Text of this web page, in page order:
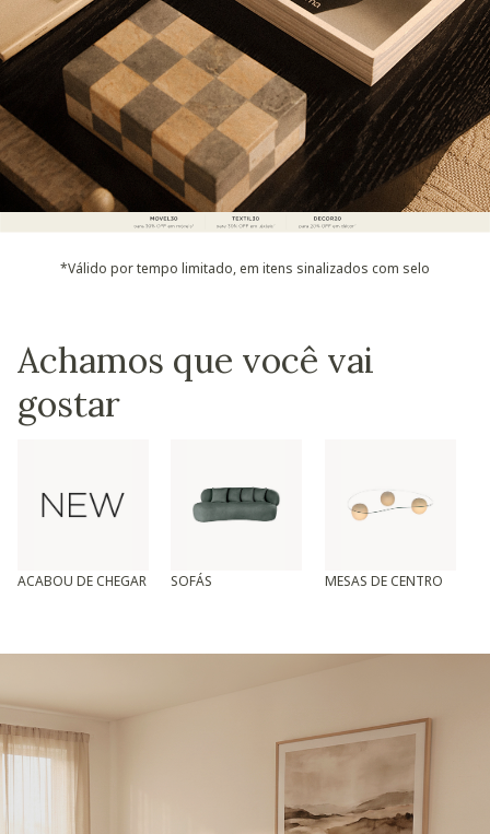
*Válido por tempo limitado, em itens sinalizados com selo
Achamos que você vai
gostar
ACABOU DE CHEGAR SOFÁS MESAS DE CENTRO